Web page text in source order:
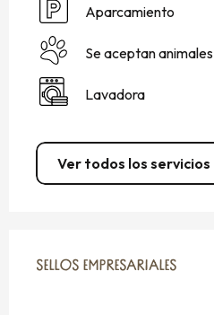
Aparcamiento
Se aceptan animales
Lavadora
Ver todos los servicios
SELLOS EMPRESARIALES
SELLOS EMPRESARIALES